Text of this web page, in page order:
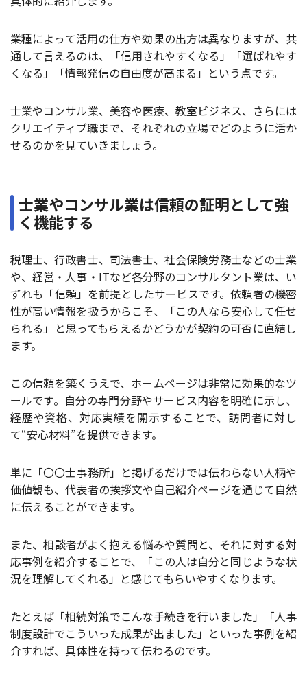
業種によって活用の仕方や効果の出方は異なりますが、共
通して言えるのは、「信用されやすくなる」「選ばれやす
くなる」「情報発信の自由度が高まる」という点です。
士業やコンサル業、美容や医療、教室ビジネス、さらには
クリエイティブ職まで、それぞれの立場でどのように活か
せるのかを見ていきましょう。
士業やコンサル業は信頼の証明として強
く機能する
税理士、行政書士、司法書士、社会保険労務士などの士業
や、経営・人事・ITなど各分野のコンサルタント業は、い
ずれも「信頼」を前提としたサービスです。依頼者の機密
性が高い情報を扱うからこそ、「この人なら安心して任せ
られる」と思ってもらえるかどうかが契約の可否に直結し
ます。
この信頼を築くうえで、ホームページは非常に効果的なツ
ールです。自分の専門分野やサービス内容を明確に示し、
経歴や資格、対応実績を開示することで、訪問者に対し
て“安心材料”を提供できます。
単に「〇〇士事務所」と掲げるだけでは伝わらない人柄や
価値観も、代表者の挨拶文や自己紹介ページを通じて自然
に伝えることができます。
また、相談者がよく抱える悩みや質問と、それに対する対
応事例を紹介することで、「この人は自分と同じような状
況を理解してくれる」と感じてもらいやすくなります。
たとえば「相続対策でこんな手続きを行いました」「人事
制度設計でこういった成果が出ました」といった事例を紹
介すれば、具体性を持って伝わるのです。